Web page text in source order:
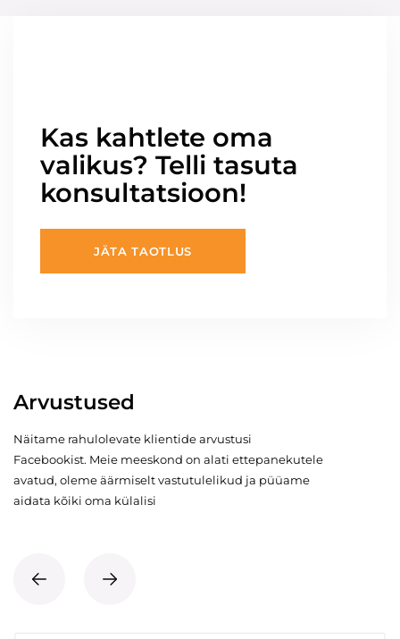
Kas kahtlete oma
valikus? Telli tasuta
konsultatsioon!
JÄTA TAOTLUS
Arvustused
Näitame rahulolevate klientide arvustusi
Facebookist. Meie meeskond on alati ettepanekutele
avatud, oleme äärmiselt vastutulelikud ja püüame
aidata kõiki oma külalisi